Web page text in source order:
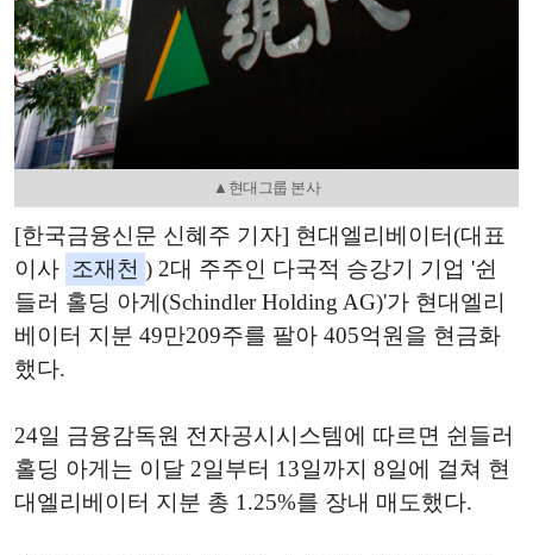
▲현대그룹 본사
[한국금융신문 신혜주 기자] 현대엘리베이터(대표
이사 조재천 ) 2대 주주인 다국적 승강기 기업 '쉰
들러 홀딩 아게(Schindler Holding AG)'가 현대엘리
베이터 지분 49만209주를 팔아 405억원을 현금화
했다.
24일 금융감독원 전자공시시스템에 따르면 쉰들러
홀딩 아게는 이달 2일부터 13일까지 8일에 걸쳐 현
대엘리베이터 지분 총 1.25%를 장내 매도했다.